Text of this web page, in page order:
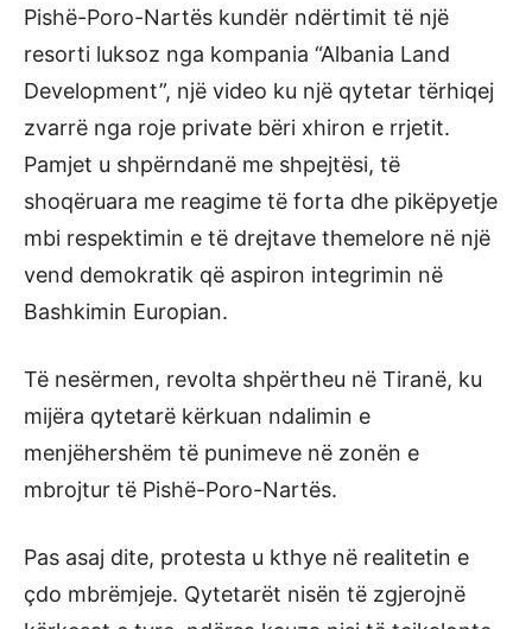
Pishë-Poro-Nartës kundër ndërtimit të një
resorti luksoz nga kompania “Albania Land
Development”, një video ku një qytetar tërhiqej
zvarrë nga roje private bëri xhiron e rrjetit.
Pamjet u shpërndanë me shpejtësi, të
shoqëruara me reagime të forta dhe pikëpyetje
mbi respektimin e të drejtave themelore në një
vend demokratik që aspiron integrimin në
Bashkimin Europian.
Të nesërmen, revolta shpërtheu në Tiranë, ku
mijëra qytetarë kërkuan ndalimin e
menjëhershëm të punimeve në zonën e
mbrojtur të Pishë-Poro-Nartës.
Pas asaj dite, protesta u kthye në realitetin e
çdo mbrëmjeje. Qytetarët nisën të zgjerojnë